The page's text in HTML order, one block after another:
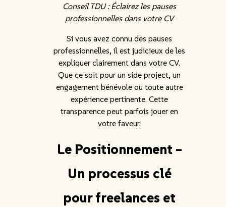
Conseil TDU : Éclairez les pauses
professionnelles dans votre CV
Si vous avez connu des pauses
professionnelles, il est judicieux de les
expliquer clairement dans votre CV.
Que ce soit pour un side project, un
engagement bénévole ou toute autre
expérience pertinente. Cette
transparence peut parfois jouer en
votre faveur.
Le Positionnement –
Un processus clé
pour freelances et